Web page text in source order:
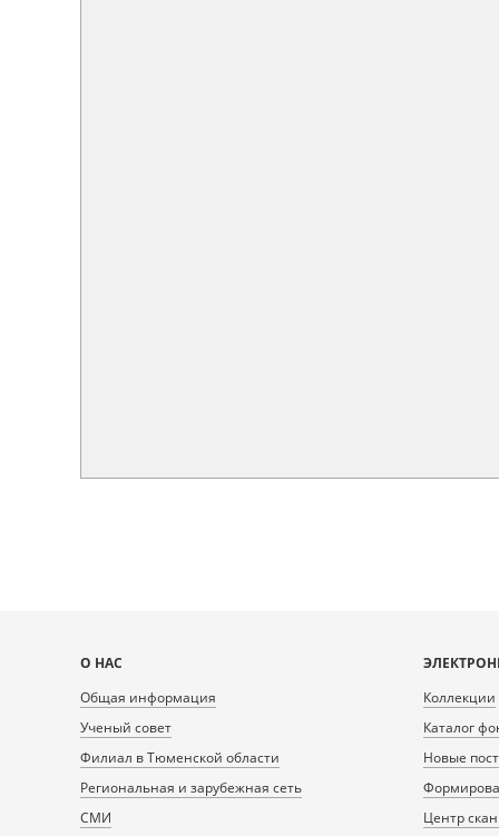
Карта
сайта
О НАС
Общая информация
Ученый совет
Филиал в Тюменской области
Региональная и зарубежная сеть
СМИ
Коллекции
Каталог
Новые
Центр